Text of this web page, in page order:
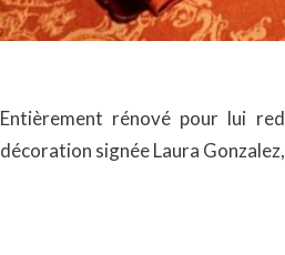
Entièrement rénové pour lui
décoration signée Laura